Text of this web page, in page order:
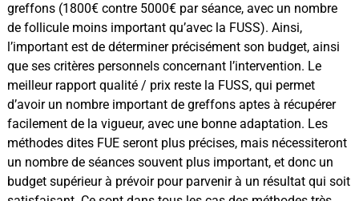
greffons (1800€ contre 5000€ par séance, avec un nombre
de follicule moins important qu’avec la FUSS). Ainsi,
l’important est de déterminer précisément son budget, ainsi
que ses critères personnels concernant l’intervention. Le
meilleur rapport qualité / prix reste la FUSS, qui permet
d’avoir un nombre important de greffons aptes à récupérer
facilement de la vigueur, avec une bonne adaptation. Les
méthodes dites FUE seront plus précises, mais nécessiteront
un nombre de séances souvent plus important, et donc un
budget supérieur à prévoir pour parvenir à un résultat qui soit